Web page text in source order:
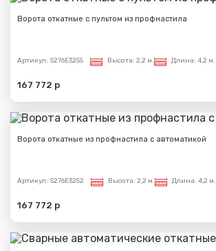
Ворота откатные с пультом из профнастила
Артикул: S276E3255 Высота: 2,2 м. Длина: 4,2 м.
167 772 р
Ворота откатные из профнастила с автоматикой
Артикул: S276E3252 Высота: 2,2 м. Длина: 4,2 м.
167 772 р